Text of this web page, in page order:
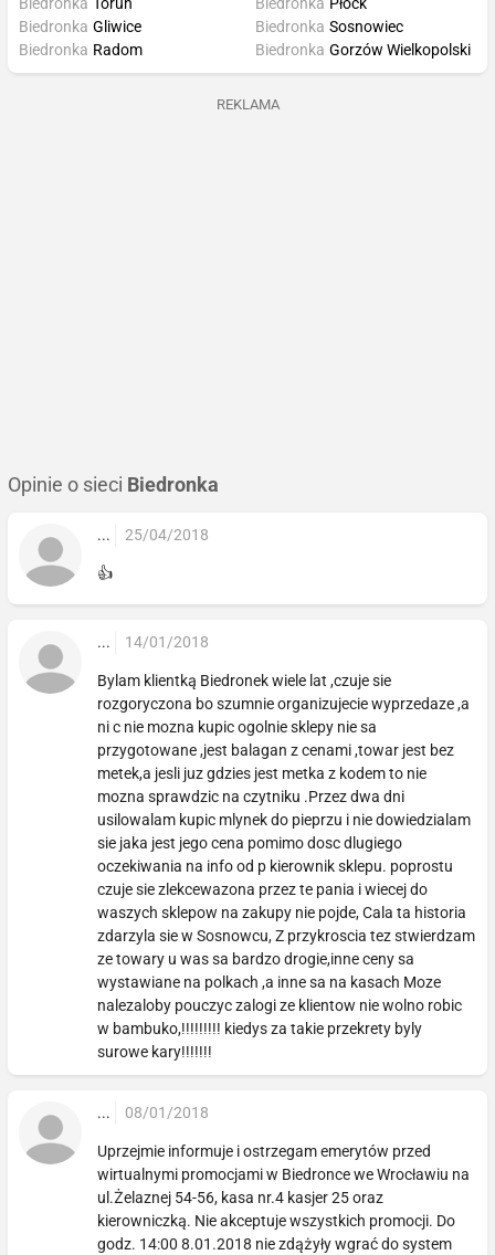
Biedronka Gliwice
Biedronka Radom
Biedronka Sosnowiec
Biedronka Gorzów Wielkopolski
REKLAMA
Opinie o sieci Biedronka
... 25/04/2018
👍
... 14/01/2018
Bylam klientką Biedronek wiele lat ,czuje sie
rozgoryczona bo szumnie organizujecie wyprzedaze ,a
ni c nie mozna kupic ogolnie sklepy nie sa
przygotowane ,jest balagan z cenami ,towar jest bez
metek,a jesli juz gdzies jest metka z kodem to nie
mozna sprawdzic na czytniku .Przez dwa dni
usilowalam kupic mlynek do pieprzu i nie dowiedzialam
sie jaka jest jego cena pomimo dosc dlugiego
oczekiwania na info od p kierownik sklepu. poprostu
czuje sie zlekcewazona przez te pania i wiecej do
waszych sklepow na zakupy nie pojde, Cala ta historia
zdarzyla sie w Sosnowcu, Z przykroscia tez stwierdzam
ze towary u was sa bardzo drogie,inne ceny sa
wystawiane na polkach ,a inne sa na kasach Moze
nalezaloby pouczyc zalogi ze klientow nie wolno robic
w bambuko,!!!!!!!!! kiedys za takie przekrety byly
surowe kary!!!!!!!
... 08/01/2018
Uprzejmie informuje i ostrzegam emerytów przed
wirtualnymi promocjami w Biedronce we Wrocławiu na
ul.Żelaznej 54-56, kasa nr.4 kasjer 25 oraz
kierowniczką. Nie akceptuje wszystkich promocji. Do
godz. 14:00 8.01.2018 nie zdążyły wgrać do system